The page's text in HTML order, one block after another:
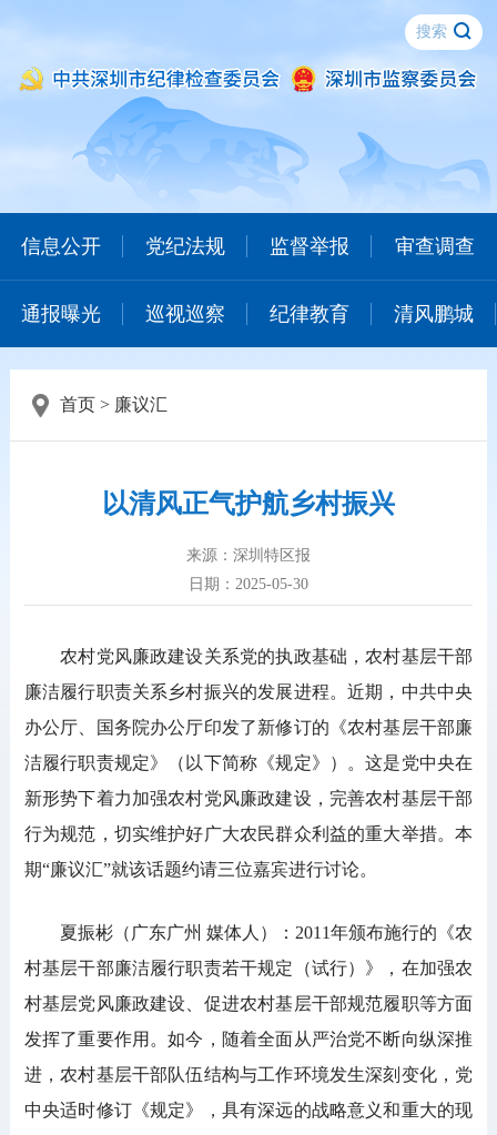
信息公开 党纪法规 监督举报 审查调查
通报曝光 巡视巡察 纪律教育 清风鹏城
首页> 廉议汇
以清风正气护航乡村振兴
来源：深圳特区报
日期：2025-05-30
农村党风廉政建设关系党的执政基础，农村基层干部
廉洁履行职责关系乡村振兴的发展进程。近期，中共中央
办公厅、国务院办公厅印发了新修订的《农村基层干部廉
洁履行职责规定》（以下简称《规定》）。这是党中央在
新形势下着力加强农村党风廉政建设，完善农村基层干部
行为规范，切实维护好广大农民群众利益的重大举措。本
期“廉议汇”就该话题约请三位嘉宾进行讨论。
夏振彬（广东广州 媒体人）：2011年颁布施行的《农
村基层干部廉洁履行职责若干规定（试行）》，在加强农
村基层党风廉政建设、促进农村基层干部规范履职等方面
发挥了重要作用。如今，随着全面从严治党不断向纵深推
进，农村基层干部队伍结构与工作环境发生深刻变化，党
中央适时修订《规定》，具有深远的战略意义和重大的现